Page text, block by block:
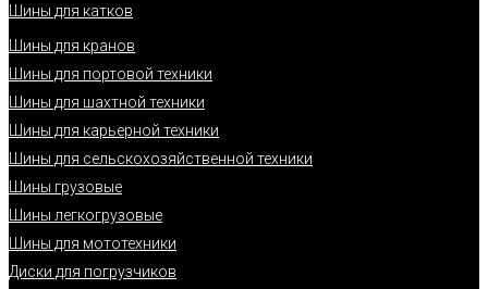
Шины для катков
Шины для кранов
Шины для портовой техники
Шины для шахтной техники
Шины для карьерной техники
Шины для сельскохозяйственной техники
Шины грузовые
Шины легкогрузовые
Шины для мототехники
Диски для погрузчиков